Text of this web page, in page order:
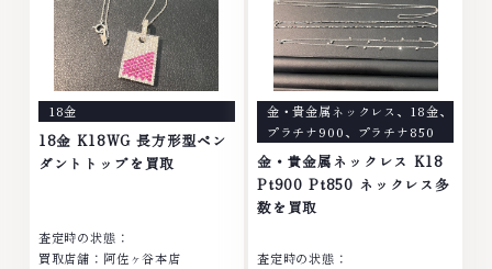
ュエリーや ブランド品・時計等
は特に自信を持って、高額査定を
実現しております。 古くて使わ
なくなってしまったアクセサリ
ー、動かなくなってしまった腕時
計、多くのお品物の高価買取りを
実現しており、他店ではお値段の
付かなかったお品物でも、一点一
～19:00定休日: 年中無休
ブランド品・時計等は特に自信を
持って、高額査定を実現しており
ます。 古くて使わなくなってし
まったアクセサリー、動かなくな
ってしまった腕時計、多くのお品
物の高価買取りを実現しており、
他店ではお値段の付かなかったお
品物でも、一点一点丁寧に無料で
査定します。お気軽にご連絡くだ
さい。TEL: 0120-959-764営
業時間: 10:00～19:00定休日: 年
18金
18金 K18WG 長方形型ペン
ダントトップを買取
査定時の状態：
買取店舗：阿佐ヶ谷本店
金・貴金属ネックレス 、 18金、
プラチナ900、 プラチナ850
金・貴金属ネックレス K18
Pt900 Pt850 ネックレス多
数を買取
査定時の状態：